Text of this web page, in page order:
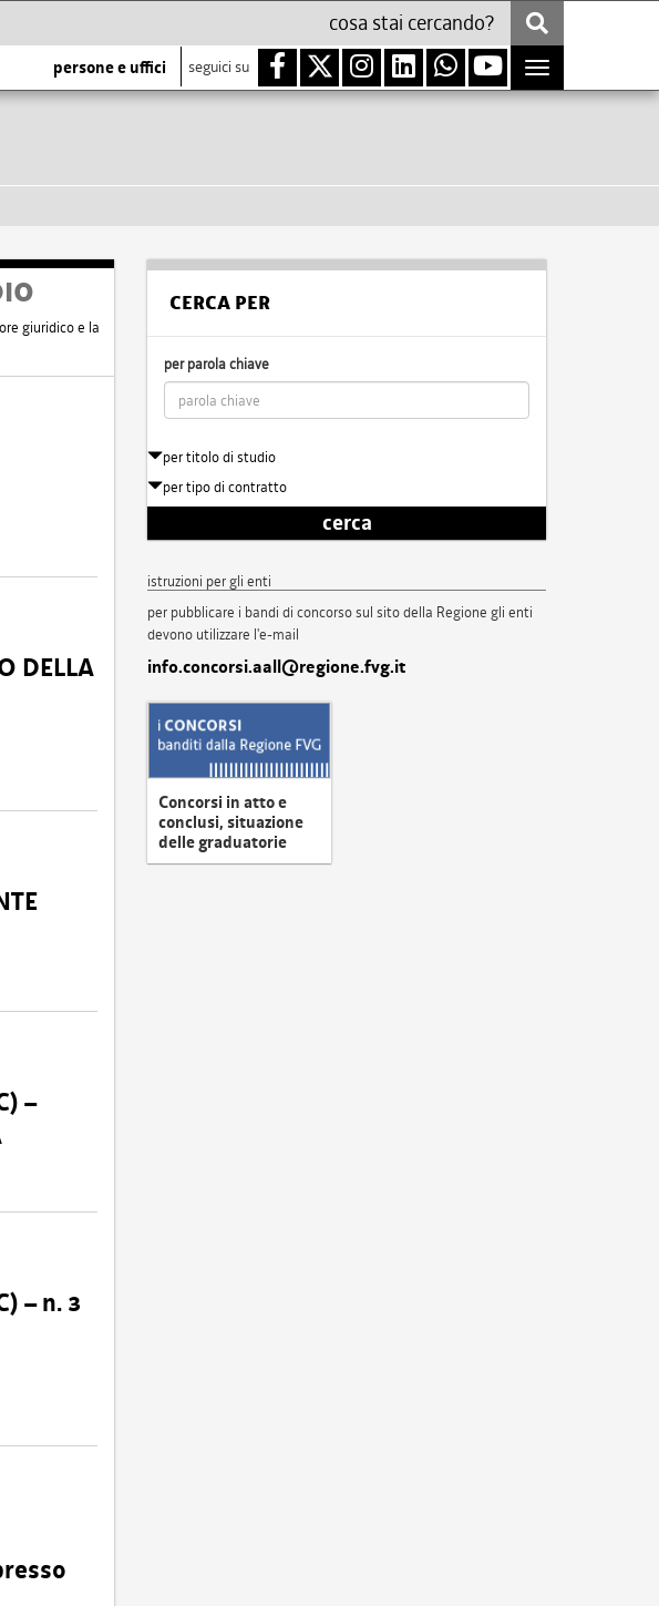
persone e uffici seguici su
Toggle
navigation
giuridico e la
DELLA
–
– n. 3
CERCA PER
per parola chiave
per titolo di studio
per tipo di contratto
cerca
istruzioni per gli enti
per pubblicare i bandi di concorso sul sito della Regione gli enti
devono utilizzare l'e-mail
info.concorsi.aall@regione.fvg.it
Concorsi in atto e
conclusi, situazione
delle graduatorie